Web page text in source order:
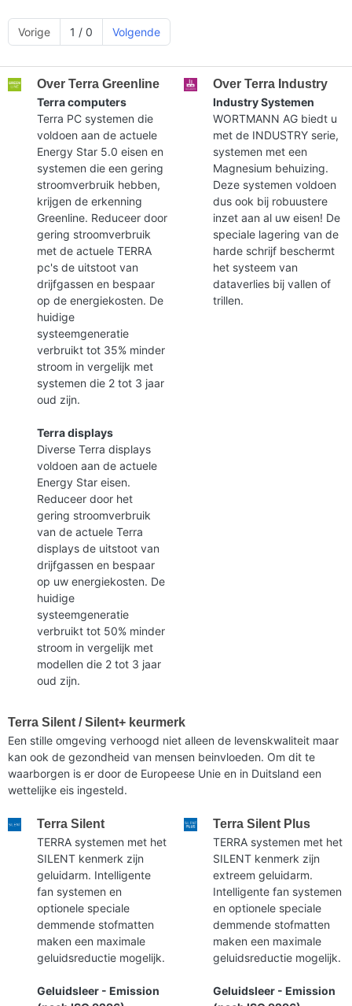
Vorige 1 / 0 Volgende
Over Terra Greenline
Terra computers
Terra PC systemen die
voldoen aan de actuele
Energy Star 5.0 eisen en
systemen die een gering
stroomverbruik hebben,
krijgen de erkenning
Greenline. Reduceer door
gering stroomverbruik
met de actuele TERRA
pc's de uitstoot van
drijfgassen en bespaar
op de energiekosten. De
huidige
systeemgeneratie
verbruikt tot 35% minder
stroom in vergelijk met
systemen die 2 tot 3 jaar
oud zijn.
Terra displays
Diverse Terra displays
voldoen aan de actuele
Energy Star eisen.
Reduceer door het
gering stroomverbruik
van de actuele Terra
displays de uitstoot van
drijfgassen en bespaar
op uw energiekosten. De
huidige
systeemgeneratie
verbruikt tot 50% minder
stroom in vergelijk met
modellen die 2 tot 3 jaar
oud zijn.
Over Terra Industry
Industry Systemen
WORTMANN AG biedt u
met de INDUSTRY serie,
systemen met een
Magnesium behuizing.
Deze systemen voldoen
dus ook bij robuustere
inzet aan al uw eisen! De
speciale lagering van de
harde schrijf beschermt
het systeem van
dataverlies bij vallen of
trillen.
Terra Silent / Silent+ keurmerk
Een stille omgeving verhoogd niet alleen de levenskwaliteit maar
kan ook de gezondheid van mensen beinvloeden. Om dit te
waarborgen is er door de Europeese Unie en in Duitsland een
wettelijke eis ingesteld.
Terra Silent
TERRA systemen met het
SILENT kenmerk zijn
geluidarm. Intelligente
fan systemen en
optionele speciale
demmende stofmatten
maken een maximale
geluidsreductie mogelijk.
Geluidsleer - Emission
Terra Silent Plus
TERRA systemen met het
SILENT kenmerk zijn
extreem geluidarm.
Intelligente fan systemen
en optionele speciale
demmende stofmatten
maken een maximale
geluidsreductie mogelijk.
Geluidsleer - Emission